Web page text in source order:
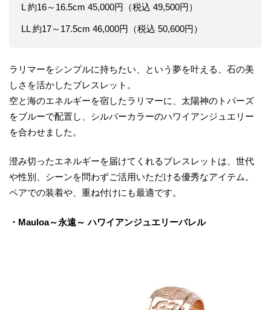
L 約16～16.5cm 45,000円（税込 49,500円）
LL 約17～17.5cm 46,000円（税込 50,600円）
ラリマーをシンプルに持ちたい、という夢を叶える、石の美
しさを活かしたブレスレット。
空と海のエネルギーを宿したラリマーに、太陽神のトパーズ
をブルーで配置し、シルバーカラーのハワイアンジュエリー
を合わせました。
澄み切ったエネルギーを届けてくれるブレスレットは、世代
や性別、シーンを問わずご活用いただける優秀なアイテム。
ペアでの装着や、重ね付けにも最適です。
・Mauloa～永遠～ ハワイアンジュエリーバレル